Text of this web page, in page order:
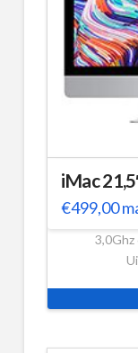
iMac
€499,00
3,0Ghz